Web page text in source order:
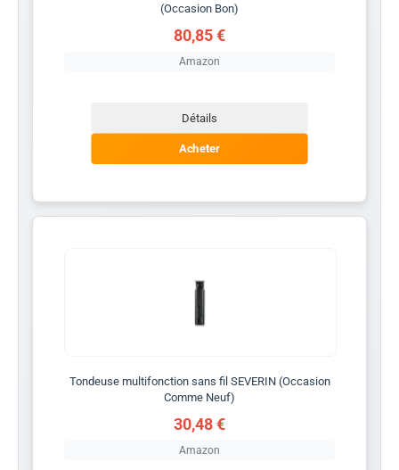
(Occasion Bon)
80,85 €
Amazon
Détails
Acheter
Tondeuse multifonction sans fil SEVERIN (Occasion
Comme Neuf)
30,48 €
Amazon